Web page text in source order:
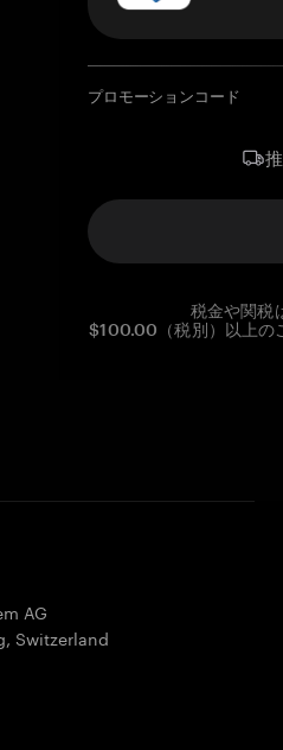
プロモーションコード
税金や関税
$100.00（税別）以上の
AG
, Switzerland